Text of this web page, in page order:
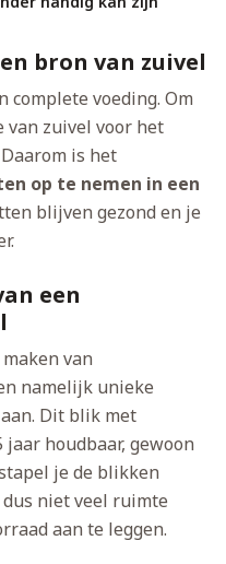
bron van zuivel
complete voeding. Om
van zuivel voor het
is het
op te nemen in een
blijven gezond en je
een
van
namelijk unieke
Dit blik met
houdbaar, gewoon
je de blikken
niet veel ruimte
aan te leggen.